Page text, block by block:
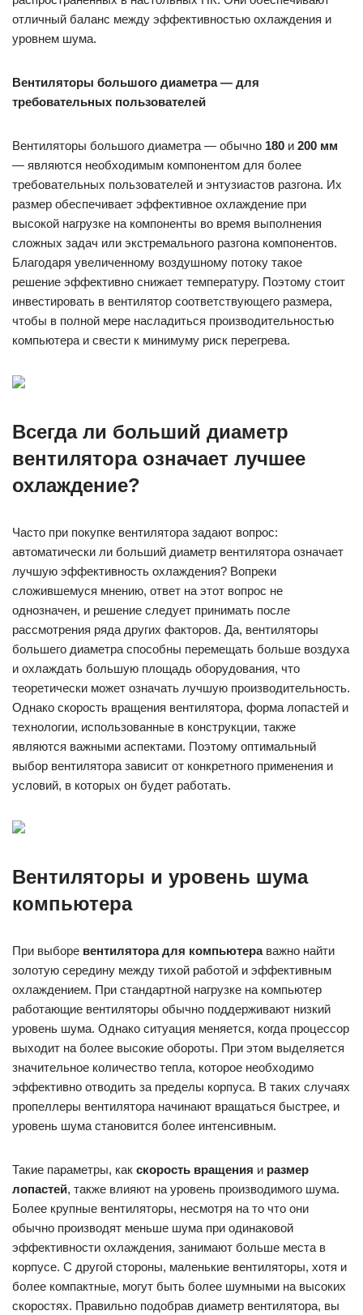
отличный баланс между эффективностью охлаждения и
уровнем шума.
Вентиляторы большого диаметра — для
требовательных пользователей
Вентиляторы большого диаметра — обычно 180 и 200 мм
— являются необходимым компонентом для более
требовательных пользователей и энтузиастов разгона. Их
размер обеспечивает эффективное охлаждение при
высокой нагрузке на компоненты во время выполнения
сложных задач или экстремального разгона компонентов.
Благодаря увеличенному воздушному потоку такое
решение эффективно снижает температуру. Поэтому стоит
инвестировать в вентилятор соответствующего размера,
чтобы в полной мере насладиться производительностью
компьютера и свести к минимуму риск перегрева.
Всегда ли больший диаметр
вентилятора означает лучшее
охлаждение?
Часто при покупке вентилятора задают вопрос:
автоматически ли больший диаметр вентилятора означает
лучшую эффективность охлаждения? Вопреки
сложившемуся мнению, ответ на этот вопрос не
однозначен, и решение следует принимать после
рассмотрения ряда других факторов. Да, вентиляторы
большего диаметра способны перемещать больше воздуха
и охлаждать большую площадь оборудования, что
теоретически может означать лучшую производительность.
Однако скорость вращения вентилятора, форма лопастей и
технологии, использованные в конструкции, также
являются важными аспектами. Поэтому оптимальный
выбор вентилятора зависит от конкретного применения и
условий, в которых он будет работать.
Вентиляторы и уровень шума
компьютера
При выборе вентилятора для компьютераважно найти
золотую середину между тихой работой и эффективным
охлаждением. При стандартной нагрузке на компьютер
работающие вентиляторы обычно поддерживают низкий
уровень шума. Однако ситуация меняется, когда процессор
выходит на более высокие обороты. При этом выделяется
значительное количество тепла, которое необходимо
эффективно отводить за пределы корпуса. В таких случаях
пропеллеры вентилятора начинают вращаться быстрее, и
уровень шума становится более интенсивным.
Такие параметры, как скорость вращения и размер
лопастей, также влияют на уровень производимого шума.
Более крупные вентиляторы, несмотря на то что они
обычно производят меньше шума при одинаковой
эффективности охлаждения, занимают больше места в
корпусе. С другой стороны, маленькие вентиляторы, хотя и
более компактные, могут быть более шумными на высоких
скоростях. Правильно подобрав диаметр вентилятора, вы